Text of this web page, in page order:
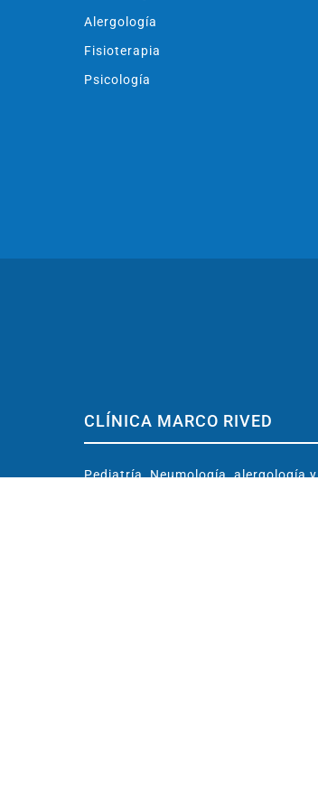
Alergología
Fisioterapia
Psicología
CLÍNICA MARCO RIVED
Pediatría, Neumología, alergología y